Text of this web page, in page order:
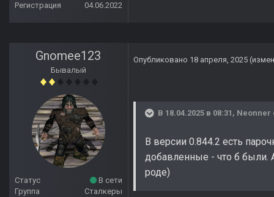
Регистрация
04.06.2022
Gnomee123
Бывалый
Статус
В сети
Группа
Сталкеры
Опубликовано 18 апреля, 2025
В 18.04.2025 в 08:31, Neonner
В версии 0.844.2 есть
добавленные - что б были.
роде)